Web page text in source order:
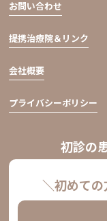
お問い合わせ
提携治療院＆リンク
会社概要
プライバシーポリシー
初診の
＼初めて